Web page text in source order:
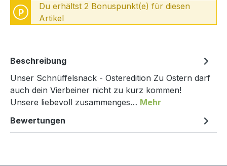
P
Du erhältst 2 Bonuspunkt(e) für diesen
Artikel
Beschreibung
Unser Schnüffelsnack - Osteredition Zu Ostern darf
auch dein Vierbeiner nicht zu kurz kommen!
Unsere liebevoll zusammenges… Mehr
Bewertungen